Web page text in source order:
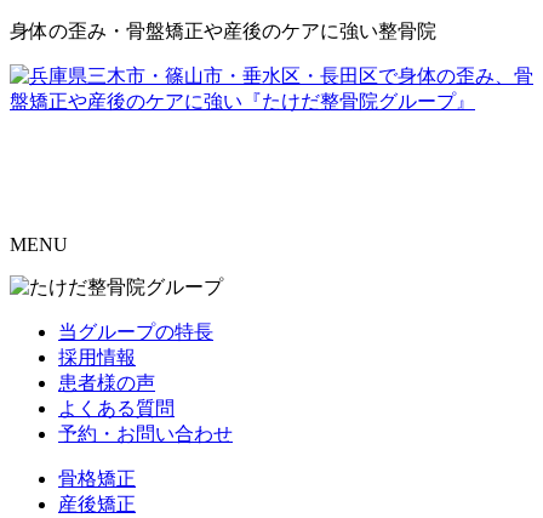
身体の歪み・骨盤矯正や産後のケアに強い整骨院
MENU
当グループの特長
採用情報
患者様の声
よくある質問
予約・お問い合わせ
骨格矯正
産後矯正